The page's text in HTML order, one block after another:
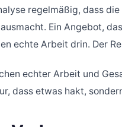
regelmäßig, dass
Ein Angebot,
echte Arbeit drin. Der
echter Arbeit und
dass etwas hakt,